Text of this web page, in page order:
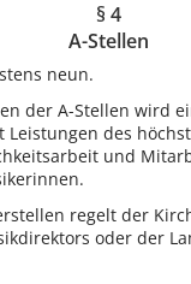
§ 4
A-Stellen
neun.
der A-Stellen wird
des
und
regelt der
oder der